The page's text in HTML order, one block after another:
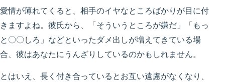
愛情が薄れてくると、相手のイヤなところばかりが目に付
きますよね。彼氏から、「そういうところが嫌だ」「もっ
と〇〇しろ」などといったダメ出しが増えてきている場
合、彼はあなたにうんざりしているのかもしれません。
とはいえ、長く付き合っているとお互い遠慮がなくなり、